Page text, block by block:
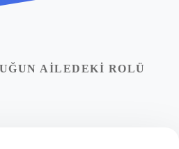
AILEDEKI ROLÜ